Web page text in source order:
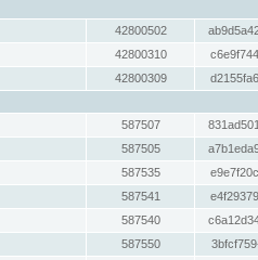
42800502
42800310
42800309
587507
587505
587535
587541
587540
587550